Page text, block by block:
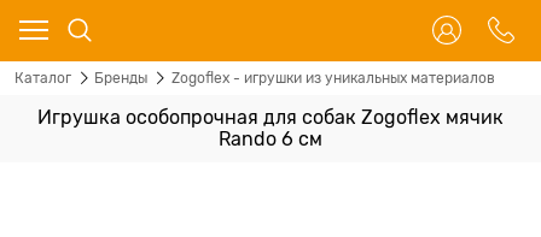
Каталог Бренды Zogoflex - игрушки из уникальных материалов
Игрушка особопрочная для собак Zogoflex мячик
Rando 6 см